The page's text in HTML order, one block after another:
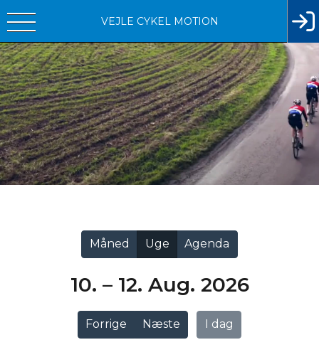
VEJLE CYKEL MOTION
Forrige Næste I dag
10. – 12. Aug. 2026
Måned Uge Agenda